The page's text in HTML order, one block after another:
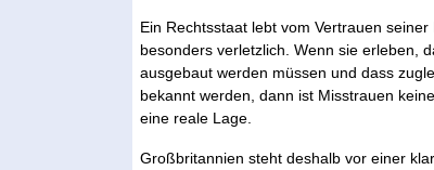
Ein Rechtsstaat lebt vom Vertrauen
besonders verletzlich. Wenn sie erleben,
ausgebaut werden müssen und dass
bekannt werden, dann ist Misstrauen
eine reale Lage.
Großbritannien steht deshalb vor einer